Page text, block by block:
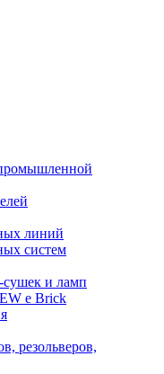
линий
систем
сушек и ламп
e Brick
резольверов,